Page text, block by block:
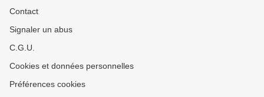
Contact
Signaler un abus
C.G.U.
Cookies et données personnelles
Préférences cookies